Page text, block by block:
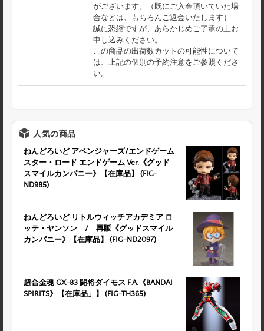
がございます。（既にご入金頂いていた場
合などは、もちろんご返金いたします）
誠に恐縮ですが、あらかじめご了承の上お
申し込みください。
この商品の出荷数カットの可能性について
は、上記の個別の予約注意をご参照くださ
い。
人気の商品
ねんどろいど アベンジャーズ/エンドゲーム
スター・ロード エンドゲーム Ver.《グッド
スマイルカンパニー》【在庫品】 (FIG-
ND985)
ねんどろいど リトルウィッチアカデミア ロ
ッテ・ヤンソン / 再販《グッドスマイル
カンパニー》【在庫品】 (FIG-ND2097)
超合金魂 GX-83 闘将ダイモス F.A.《BANDAI
SPIRITS》【在庫品」】 (FIG-TH365)